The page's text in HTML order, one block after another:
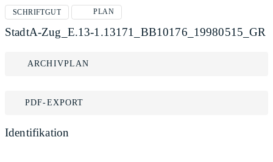
SCHRIFTGUT PLAN
StadtA-Zug_E.13-1.13171_BB10176_19980515_GR
ARCHIVPLAN
PDF-EXPORT
Identifikation